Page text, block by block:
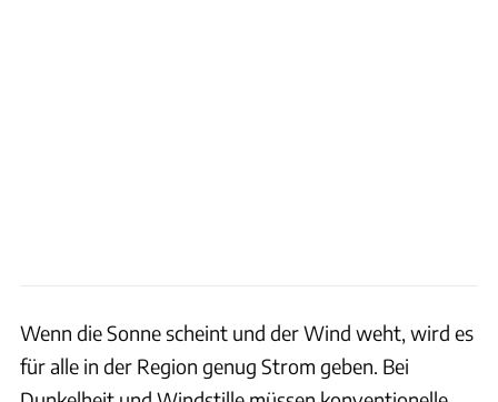
Wenn die Sonne scheint und der Wind weht, wird es
für alle in der Region genug Strom geben. Bei